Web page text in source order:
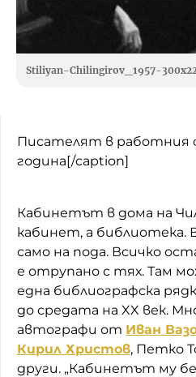
Stiliyan-Chilingirov_1957-
Писателят в работния
година[/caption]
Кабинетът в дома на
кабинет, а библиотека.
само на пода. Всичко
е отрупано с тях. Там
една библиографска
до средата на XX век.
автографи от Иван
Кирил Христов, Петко
други. „Кабинетът му